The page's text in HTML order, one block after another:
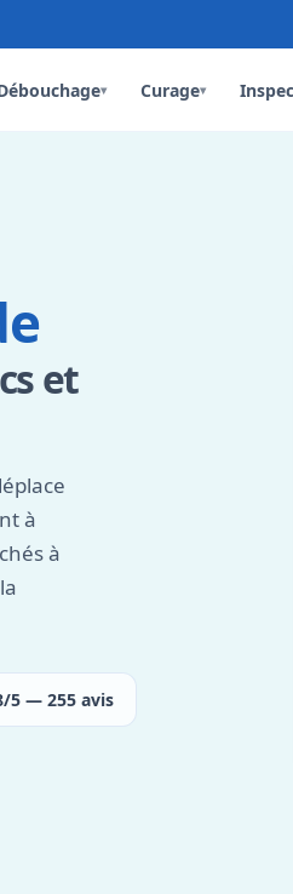
▾ Curage▾
et
à
à
5 — 255 avis